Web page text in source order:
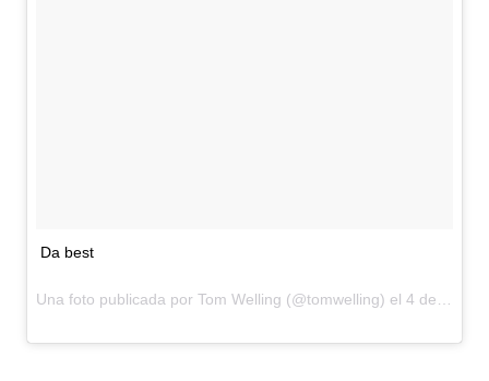
Da best
Una foto publicada por Tom Welling (@tomwelling) el4 de Feb de 2016 a la(s) 1:40 PST